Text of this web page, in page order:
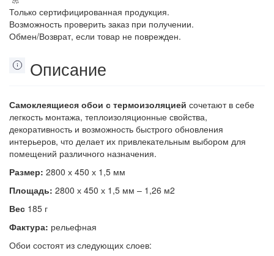
Только сертифицированная продукция.
Возможность проверить заказ при получении.
Обмен/Возврат, если товар не поврежден.
Описание
Самоклеящиеся обои с термоизоляцией сочетают в себе
легкость монтажа, теплоизоляционные свойства,
декоративность и возможность быстрого обновления
интерьеров, что делает их привлекательным выбором для
помещений различного назначения.
Размер: 2800 х 450 х 1,5 мм
Площадь: 2800 х 450 х 1,5 мм – 1,26 м2
Вес 185 г
Фактура: рельефная
Обои состоят из следующих слоев: